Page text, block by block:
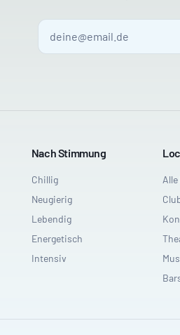
Nach Stimmung
Chillig
Neugierig
Lebendig
Energetisch
Intensiv